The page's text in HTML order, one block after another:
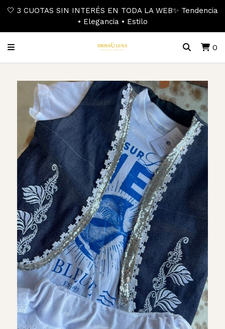
🤍 3 CUOTAS SIN INTERÉS EN TODA LA WEB✨ Tendencia
• Elegancia • Estilo
0